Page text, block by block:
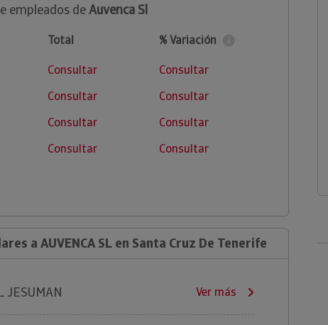
empleados deAuvenca Sl
Total
% Variación
Consultar
Consultar
Consultar
Consultar
Consultar
Consultar
Consultar Consultar
a AUVENCA SL en Santa Cruz De Tenerife
JESUMAN Ver más